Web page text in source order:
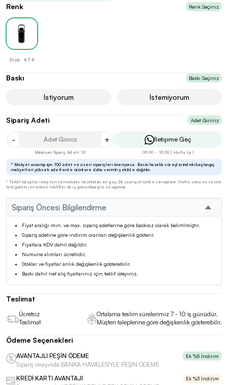
Sipariş Öncesi Bilgilendirme
Fiyat aralığı min. ve max. sipariş adetlerine göre baskısız olarak belirtilmiştir.
Sipariş adetine göre indirim oranları değişkenlik gösterir.
Fiyatlara KDV dahil değildir.
Numune alımları ücretlidir.
Stoklar ve fiyatlar anlık değişkenlik gösterebilir.
Baskı dahil net alış fiyatlarınız için teklif isteyiniz.
Renk Renk Seçiniz
Stok: 474
Baskı Baskı Seçiniz
İstiyorum İstemiyorum
Sipariş Adeti Adet Giriniz
- +
Minimum Sipariş Adeti: 10
İletişime Geç
09:00 - 18:00 ( Hafta İçi )
* Maliyet avantajı için 100 adet ve üzeri siparişleri öneriyoruz. Baskı hazırlık süreçlerindeki başlangıç
maliyetleri yüksek adetlerde ürünlere daha verimli şekilde dağıtılır.
* Teklif talepleri müşteri temsilciniz tarafından en geç 24 saat içerisinde cevaplanır. Hafta sonu ve resmi
tatil günleri istenilen teklifler ilk iş günü itibariyle cevaplanır.
Teslimat
Ücretsiz
Teslimat
Ortalama teslim sürelerimiz 7 - 10 iş günüdür.
Müşteri taleplerine göre değişkenlik gösterebilir.
Ödeme Seçenekleri
AVANTAJLI PEŞİN ÖDEME Ek %5 İndirim
Sipariş onayında BANKA HAVALESİYLE PEŞİN ÖDEME
KREDİ KARTI AVANTAJI
Ek %3 İndirim